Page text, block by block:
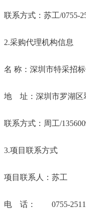
联系方式：苏工/0755-
2.采购代理机构信息
名 称：深圳市特采招
地 址：深圳市罗湖区
联系方式：周工/
3.项目联系方式
项目联系人：苏工
电 话： 0755-